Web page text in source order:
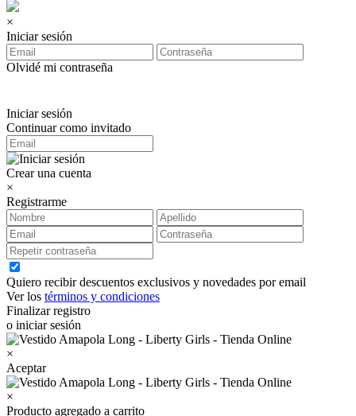
×
Iniciar sesión
Olvidé mi contraseña
Iniciar sesión
Continuar como invitado
Crear una cuenta
×
Registrarme
Quiero recibir descuentos exclusivos y novedades por email
Ver los términos y condiciones
Finalizar registro
o iniciar sesión
×
Aceptar
×
Producto agregado a carrito